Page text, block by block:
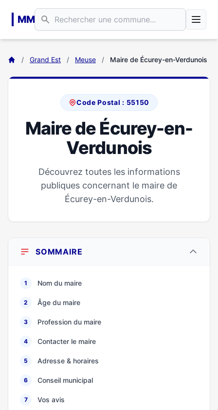
MM
/ Grand Est / Meuse / Maire de Écurey-en-Verdunois
Code Postal : 55150
Maire de Écurey-en-
Verdunois
Découvrez toutes les informations
publiques concernant le maire de
Écurey-en-Verdunois.
SOMMAIRE
1 Nom du maire
2 Âge du maire
3 Profession du maire
4 Contacter le maire
5 Adresse & horaires
6 Conseil municipal
7 Vos avis